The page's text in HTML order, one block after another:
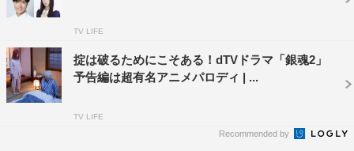
栗山千明
TV LIFE
掟は破るためにこそある！dTVドラマ「銀魂2」
予告編は超有名アニメパロディ | ...
TV LIFE
Recommended by